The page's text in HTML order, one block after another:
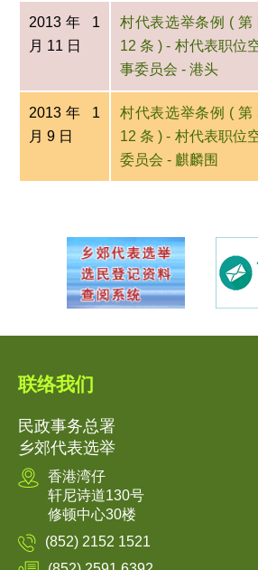
2013年 1
月 11 日
村代表选举条例 ( 第
12 条 ) - 村代表职位
事委员会 - 港头
2013年 1
月 9 日
村代表选举条例 ( 第
12 条 ) - 村代表职位
委员会 - 麒麟围
联络我们
民政事务总署
乡郊代表选举
香港湾仔
轩尼诗道130号
修顿中心30楼
(852) 2152 1521